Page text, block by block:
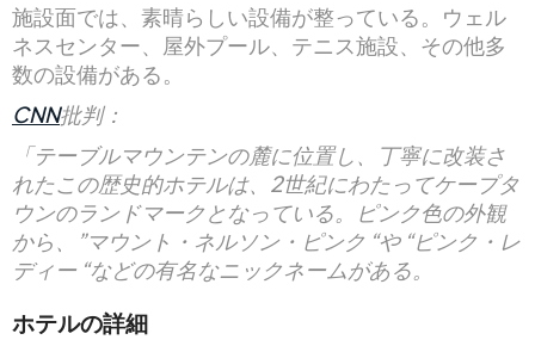
施設面では、素晴らしい設備が整っている。ウェル
ネスセンター、屋外プール、テニス施設、その他多
数の設備がある。
CNN批判：
「テーブルマウンテンの麓に位置し、丁寧に改装さ
れたこの歴史的ホテルは、2世紀にわたってケープタ
ウンのランドマークとなっている。ピンク色の外観
から、”マウント・ネルソン・ピンク “や “ピンク・レ
ディー “などの有名なニックネームがある。
ホテルの詳細